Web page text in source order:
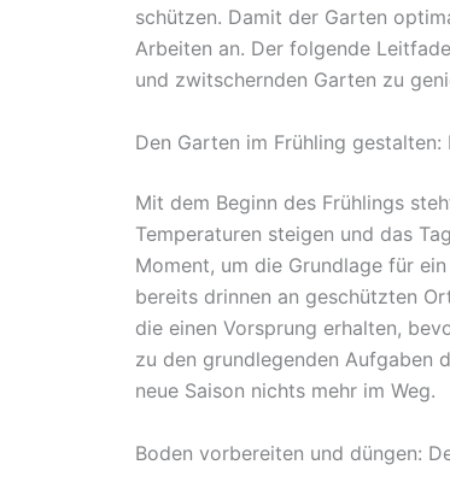
schützen. Damit der Garten
Arbeiten an. Der folgende
und zwitschernden Garten zu
Den Garten im Frühling
Mit dem Beginn des Frühlings
Temperaturen steigen und das
Moment, um die Grundlage für
bereits drinnen an geschützten
die einen Vorsprung erhalten,
zu den grundlegenden Aufgaben
neue Saison nichts mehr im Weg.
Boden vorbereiten und düngen: